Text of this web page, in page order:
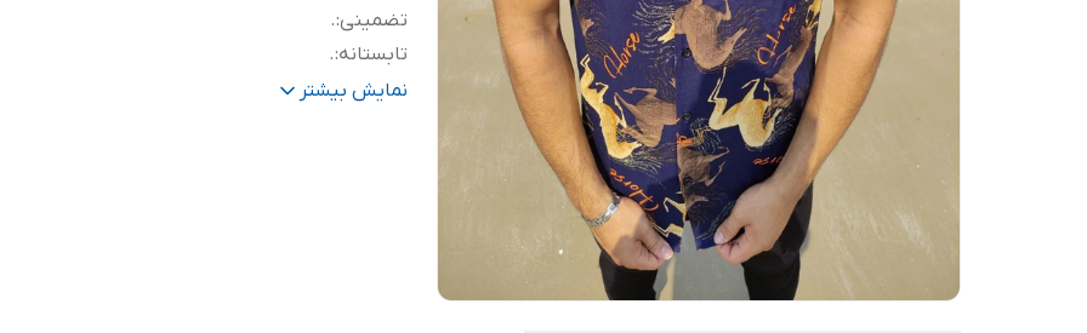
تضمینی:
.
تابستانه:
.
بسیار خنک:
.
نمایش بیشتر